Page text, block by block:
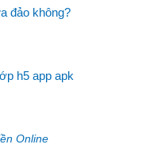
đảo không?
h5 app apk
Online